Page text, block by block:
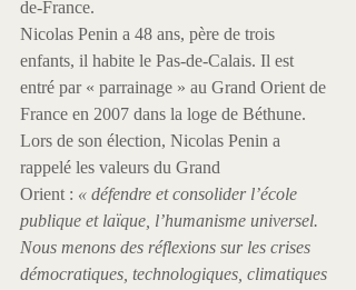
de-France.
Nicolas Penin a 48 ans, père de trois
enfants, il habite le Pas-de-Calais. Il est
entré par « parrainage » au Grand Orient de
France en 2007 dans la loge de Béthune.
Lors de son élection, Nicolas Penin a
rappelé les valeurs du Grand
Orient : « défendre et consolider l’école
publique et laïque, l’humanisme universel.
Nous menons des réflexions sur les crises
démocratiques, technologiques, climatiques